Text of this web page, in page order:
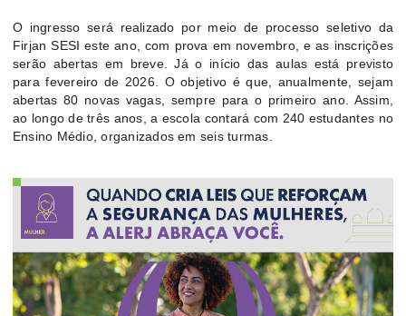
O ingresso será realizado por meio de processo seletivo da
Firjan SESI este ano, com prova em novembro, e as inscrições
serão abertas em breve. Já o início das aulas está previsto
para fevereiro de 2026. O objetivo é que, anualmente, sejam
abertas 80 novas vagas, sempre para o primeiro ano. Assim,
ao longo de três anos, a escola contará com 240 estudantes no
Ensino Médio, organizados em seis turmas.